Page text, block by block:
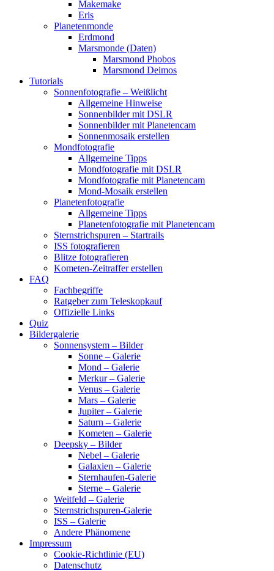
Makemake
Eris
Planetenmonde
Erdmond
Marsmonde (Daten)
Marsmond Phobos
Marsmond Deimos
Tutorials
Sonnenfotografie – Weißlicht
Allgemeine Hinweise
Sonnenbilder mit DSLR
Sonnenbilder mit Planetencam
Sonnenmosaik erstellen
Mondfotografie
Allgemeine Tipps
Mondfotografie mit DSLR
Mondfotografie mit Planetencam
Mond-Mosaik erstellen
Planetenfotografie
Allgemeine Tipps
Planetenfotografie mit Planetencam
Sternstrichspuren – Startrails
ISS fotografieren
Blitze fotografieren
Kometen-Zeitraffer erstellen
FAQ
Fachbegriffe
Ratgeber zum Teleskopkauf
Offizielle Links
Quiz
Bildergalerie
Sonnensystem – Bilder
Sonne – Galerie
Mond – Galerie
Merkur – Galerie
Venus – Galerie
Mars – Galerie
Jupiter – Galerie
Saturn – Galerie
Kometen – Galerie
Deepsky – Bilder
Nebel – Galerie
Galaxien – Galerie
Sternhaufen-Galerie
Sterne – Galerie
Weitfeld – Galerie
Sternstrichspuren-Galerie
ISS – Galerie
Andere Phänomene
Impressum
Cookie-Richtlinie (EU)
Datenschutz